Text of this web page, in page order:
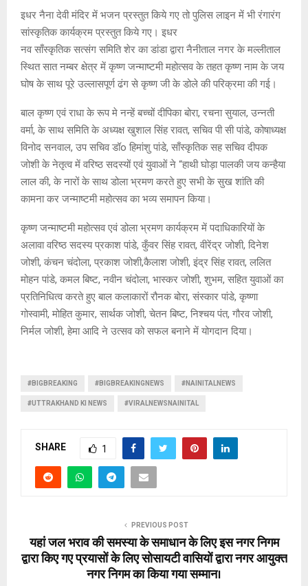
इधर नैना देवी मंदिर में भजन प्रस्तुत किये गए तो पुलिस लाइन में भी रंगारंग
सांस्कृतिक कार्यक्रम प्रस्तुत किये गए। इधर
नव साँस्कृतिक सत्संग समिति शेर का डांडा द्वारा नैनीताल नगर के मल्लीताल
स्थित सात नम्बर क्षेत्र में कृष्ण जन्माष्टमी महोत्सव के तहत कृष्ण नाम के जय
घोष के साथ पूरे उल्लासपूर्ण ढंग से कृष्ण जी के डोले की परिक्रमा की गई।
बाल कृष्ण एवं राधा के रूप मे नन्हें बच्चों दीपिका बोरा, रचना सुयाल, उन्नती
वर्मा, के साथ समिति के अध्यक्ष खुशाल सिंह रावत, सचिव पी सी पांडे, कोषाध्यक्ष
विनोद सनवाल, उप सचिव डॉo हिमांशु पांडे, साँस्कृतिक सह सचिव दीपक
जोशी के नेतृत्व में वरिष्ठ सदस्यों एवं युवाओं ने “हाथी घोड़ा पालकी जय कन्हैया
लाल की, के नारों के साथ डोला भ्रमण करते हुए सभी के सुख शांति की
कामना कर जन्माष्टमी महोत्सव का भव्य समापन किया।
कृष्ण जन्माष्टमी महोत्सव एवं डोला भ्रमण कार्यक्रम में पदाधिकारियों के
अलावा वरिष्ठ सदस्य प्रकाश पांडे, कुँवर सिंह रावत, वीरेंद्र जोशी, दिनेश
जोशी, कंचन चंदोला, प्रकाश जोशी,कैलाश जोशी, इंद्र सिंह रावत, ललित
मोहन पांडे, कमल बिष्ट, नवीन चंदोला, भास्कर जोशी, शुभम, सहित युवाओं का
प्रतिनिधित्व करते हुए बाल कलाकारों रौनक बोरा, संस्कार पांडे, कृष्णा
गोस्वामी, मोहित कुमार, सार्थक जोशी, चेतन बिष्ट, निश्चय पंत, गौरव जोशी,
निर्मल जोशी, हेमा आदि ने उत्सव को सफल बनाने में योगदान दिया।
#BIGBREAKING #BIGBREAKINGNEWS #NAINITALNEWS
#UTTRAKHAND KI NEWS #VIRALNEWSNAINITAL
SHARE 1
PREVIOUS POST
यहां जल भराव की समस्या के समाधान के लिए इस नगर निगम
द्वारा किए गए प्रयासों के लिए सोसायटी वासियों द्वारा नगर आयुक्त
नगर निगम का किया गया सम्मान।